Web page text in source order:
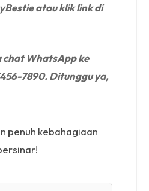
atau klik link di
chat WhatsApp ke
7890. Ditunggu ya,
penuh kebahagiaan